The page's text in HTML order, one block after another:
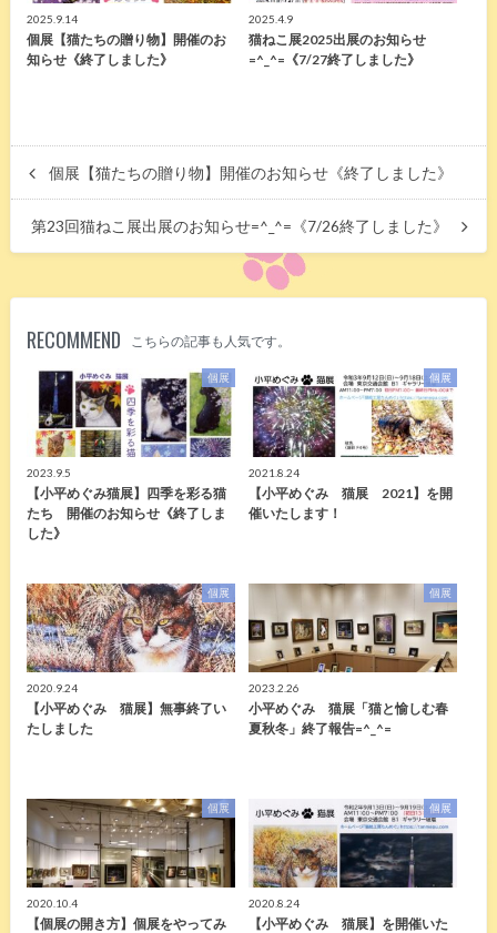
2025.9.14
個展【猫たちの贈り物】開催のお
知らせ《終了しました》
2025.4.9
猫ねこ展2025出展のお知らせ
=^_^=《7/27終了しました》
個展【猫たちの贈り物】開催のお知らせ《終了しました》
第23回猫ねこ展出展のお知らせ=^_^=《7/26終了しました》
RECOMMEND こちらの記事も人気です。
個展
2023.9.5
【小平めぐみ猫展】四季を彩る猫
たち 開催のお知らせ《終了しま
した》
個展
2021.8.24
【小平めぐみ 猫展 2021】を開
催いたします！
個展
2020.9.24
【小平めぐみ 猫展】無事終了い
たしました
個展
2023.2.26
小平めぐみ 猫展「猫と愉しむ春
夏秋冬」終了報告=^_^=
個展
2020.10.4
【個展の開き方】個展をやってみ
個展
2020.8.24
【小平めぐみ 猫展】を開催いた